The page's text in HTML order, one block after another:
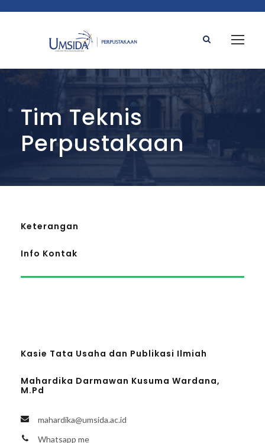
Tim Teknis
Perpustakaan
Keterangan
Info Kontak
Kasie Tata Usaha dan Publikasi Ilmiah
Mahardika Darmawan Kusuma Wardana,
M.Pd
mahardika@umsida.ac.id
Whatsapp me